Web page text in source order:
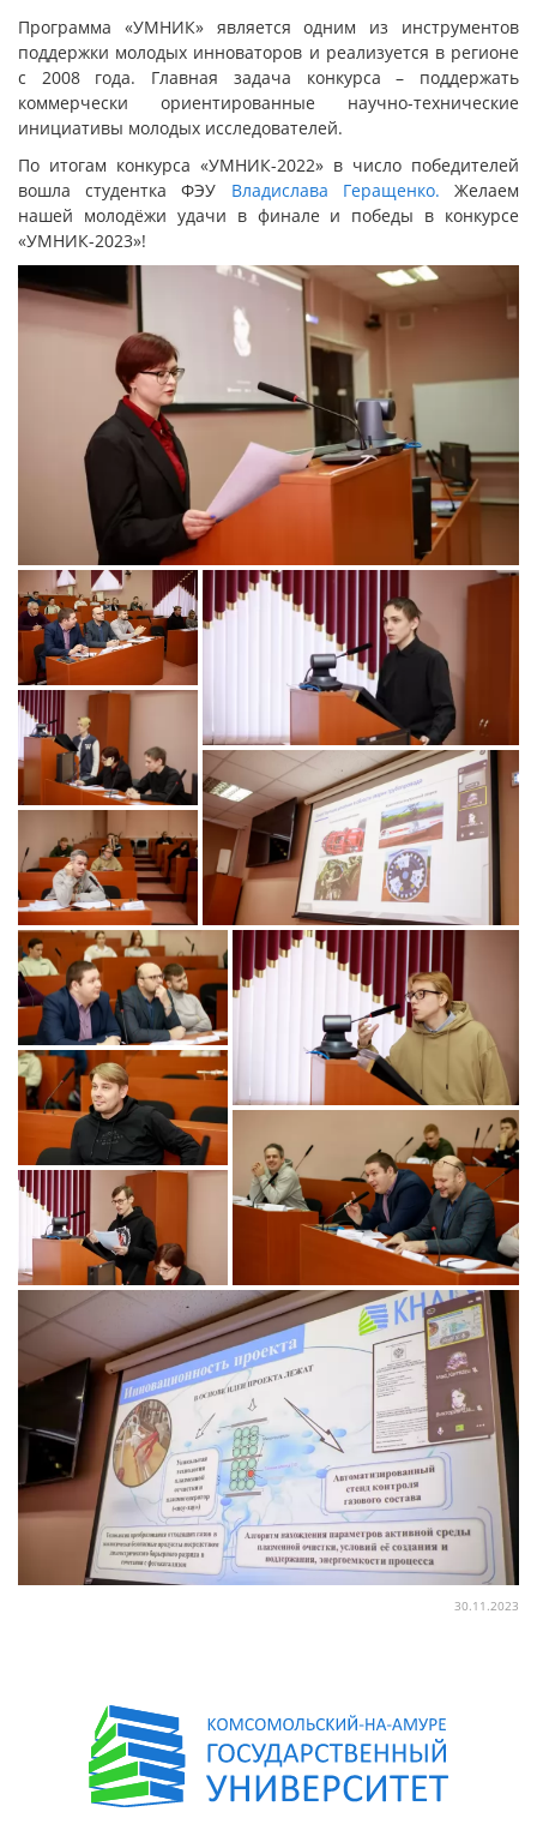
Программа «УМНИК» является одним из инструментов
поддержки молодых инноваторов и реализуется в регионе
с 2008 года. Главная задача конкурса – поддержать
коммерчески ориентированные научно-технические
инициативы молодых исследователей.
По итогам конкурса «УМНИК-2022» в число победителей
вошла студентка ФЭУ Владислава Геращенко. Желаем
нашей молодёжи удачи в финале и победы в конкурсе
«УМНИК-2023»!
30.11.2023